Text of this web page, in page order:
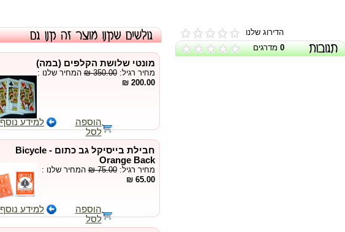
הדירוג שלנו
0מדרגים
מונטי שלושת הקלפים (במה)
מחיר רגיל:₪ 350.00המחיר שלנו :
200.00 ₪
הוספה
לסל
למידע נוסף
חבילת בייסיקל גב כתום - Bicycle
Orange Back
מחיר רגיל:₪ 75.00המחיר שלנו :
65.00 ₪
הוספה
לסל
למידע נוסף